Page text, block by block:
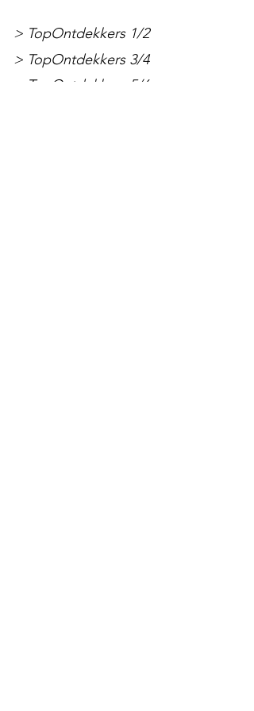
> TopOntdekkers 1/2
> TopOntdekkers 3/4
> TopOntdekkers 5/6